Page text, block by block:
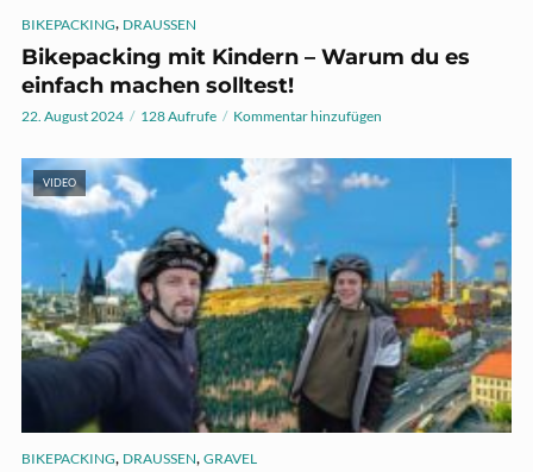
BIKEPACKING, DRAUSSEN
Bikepacking mit Kindern – Warum du es
einfach machen solltest!
22. August 2024 128 Aufrufe Kommentar hinzufügen
VIDEO
BIKEPACKING, DRAUSSEN, GRAVEL